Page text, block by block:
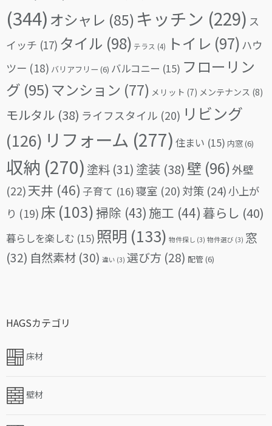
(344) オシャレ (85) キッチン (229) ス
イッチ (17) タイル (98) テラス (4) トイレ (97) ハウ
ツー (18) バリアフリー (6) バルコニー (15) フローリン
グ (95)マンション (77) メリット (7) メンテナンス (8)
モルタル (38) ライフスタイル (20) リビング
(126) リフォーム (277) 住まい (15) 内窓(6)
収納 (270) 塗料 (31) 塗装 (38) 壁 (96)外壁
(22)天井 (46) 子育て (16)寝室 (20) 対策 (24)小上が
り (19) 床 (103)掃除 (43) 施工 (44) 暮らし (40)
暮らしを楽しむ (15) 照明 (133) 物件探し (3) 物件選び (3) 窓
(32) 自然素材 (30) 違い (3) 選び方 (28) 配管(6)
HAGSカテゴリ
床材
壁材